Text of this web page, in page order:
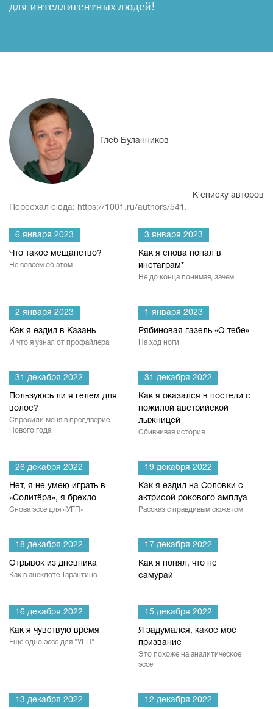
для интеллигентных людей!
Глеб Буланников
К списку авторов
Переехал сюда: https://1001.ru/authors/541.
6 января 2023
Что такое мещанство?
Не совсем об этом
3 января 2023
Как я снова попал в
инстаграм*
Не до конца понимая, зачем
2 января 2023
Как я ездил в Казань
И что я узнал от профайлера
1 января 2023
Рябиновая газель «О тебе»
На ход ноги
31 декабря 2022
Пользуюсь ли я гелем для
волос?
Спросили меня в преддверие
Нового года
31 декабря 2022
Как я оказался в постели с
пожилой австрийской
лыжницей
Сбивчивая история
26 декабря 2022
Нет, я не умею играть в
«Солитёра», я брехло
Снова эссе для «УГП»
19 декабря 2022
Как я ездил на Соловки с
актрисой рокового амплуа
Рассказ с правдивым сюжетом
18 декабря 2022
Отрывок из дневника
Как в анекдоте Тарантино
17 декабря 2022
Как я понял, что не
самурай
16 декабря 2022
Как я чувствую время
Ещё одно эссе для "УГП"
15 декабря 2022
Я задумался, какое моё
призвание
Это похоже на аналитическое
эссе
13 декабря 2022 12 декабря 2022